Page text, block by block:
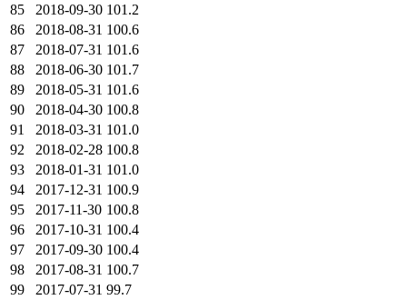
85
2018-09-30 101.2
86
2018-08-31 100.6
87
2018-07-31 101.6
88
2018-06-30 101.7
89
2018-05-31 101.6
90
2018-04-30 100.8
91
2018-03-31 101.0
92
2018-02-28 100.8
93
2018-01-31 101.0
94
2017-12-31 100.9
95
2017-11-30 100.8
96
2017-10-31 100.4
97
2017-09-30 100.4
98
2017-08-31 100.7
99
2017-07-31 99.7